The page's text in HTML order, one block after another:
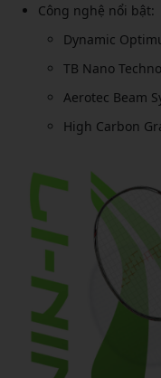
Công nghệ nổi bật:
Dynamic
TB Nano
Aerotec Beam
High Carbon